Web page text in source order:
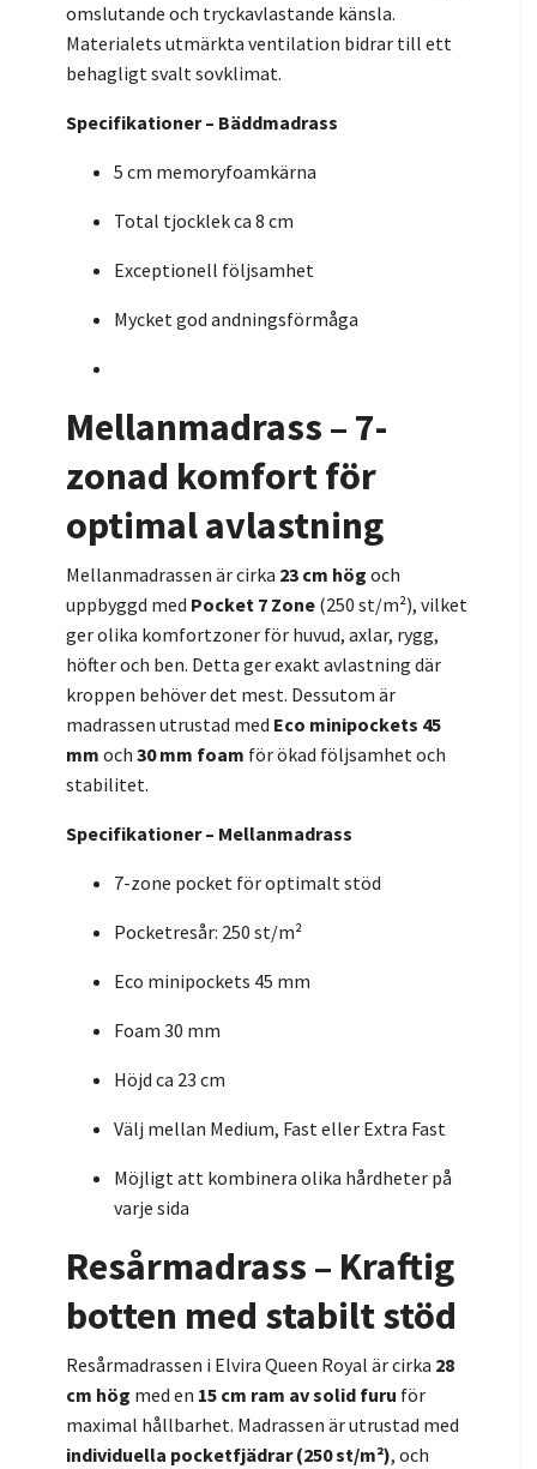
omslutande och tryckavlastande känsla.
Materialets utmärkta ventilation bidrar till ett
behagligt svalt sovklimat.
Specifikationer – Bäddmadrass
5 cm memoryfoamkärna
Total tjocklek ca 8 cm
Exceptionell följsamhet
Mycket god andningsförmåga
Mellanmadrass – 7-
zonad komfort för
optimal avlastning
Mellanmadrassen är cirka 23 cm hög och
uppbyggd med Pocket 7 Zone (250 st/m²), vilket
ger olika komfortzoner för huvud, axlar, rygg,
höfter och ben. Detta ger exakt avlastning där
kroppen behöver det mest. Dessutom är
madrassen utrustad med Eco minipockets 45
mm och 30 mm foam för ökad följsamhet och
stabilitet.
Specifikationer – Mellanmadrass
7-zone pocket för optimalt stöd
Pocketresår: 250 st/m²
Eco minipockets 45 mm
Foam 30 mm
Höjd ca 23 cm
Välj mellan Medium, Fast eller Extra Fast
Möjligt att kombinera olika hårdheter på
varje sida
Resårmadrass – Kraftig
botten med stabilt stöd
Resårmadrassen i Elvira Queen Royal är cirka 28
cm hög med en 15 cm ram av solid furu för
maximal hållbarhet. Madrassen är utrustad med
individuella pocketfjädrar (250 st/m²), och